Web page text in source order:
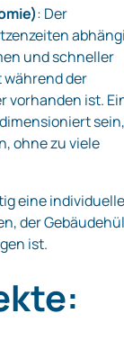
: Der
und schneller
der
vorhanden ist.
ohne zu viele
eine
der
ist.